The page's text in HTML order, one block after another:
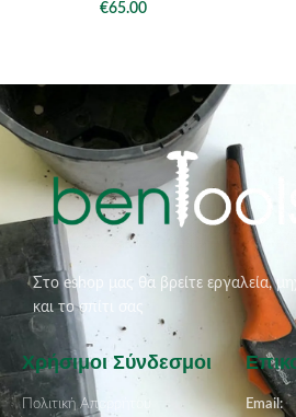
€65.00
Στο eshop μας θα βρείτε εργαλεία,
και το σπίτι σας
Χρήσιμοι Σύνδεσμοι
Πολιτική Απορρήτου Email: